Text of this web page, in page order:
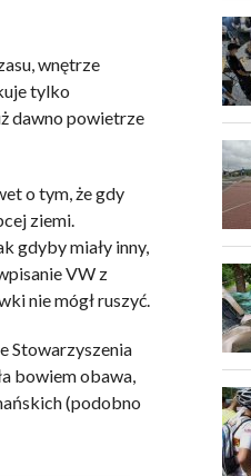
wnętrze
tylko
dawno powietrze
o tym, że gdy
ziemi.
gdyby miały inny,
VW z
nie mógł ruszyć.
Stowarzyszenia
bowiem obawa,
(podobno